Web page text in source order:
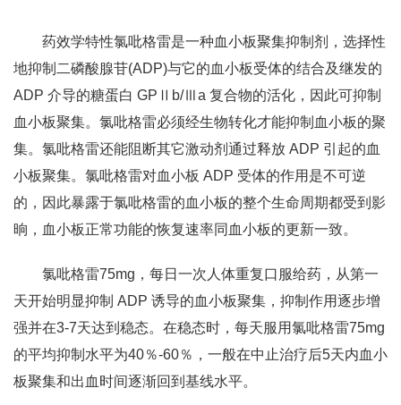
药效学特性氯吡格雷是一种血小板聚集抑制剂，选择性
地抑制二磷酸腺苷(ADP)与它的血小板受体的结合及继发的
ADP 介导的糖蛋白 GPⅡb/Ⅲa 复合物的活化，因此可抑制
血小板聚集。氯吡格雷必须经生物转化才能抑制血小板的聚
集。氯吡格雷还能阻断其它激动剂通过释放 ADP 引起的血
小板聚集。氯吡格雷对血小板 ADP 受体的作用是不可逆
的，因此暴露于氯吡格雷的血小板的整个生命周期都受到影
晌，血小板正常功能的恢复速率同血小板的更新一致。
氯吡格雷75mg，每日一次人体重复口服给药，从第一
天开始明显抑制 ADP 诱导的血小板聚集，抑制作用逐步增
强并在3-7天达到稳态。在稳态时，每天服用氯吡格雷75mg
的平均抑制水平为40％-60％，一般在中止治疗后5天内血小
板聚集和出血时间逐渐回到基线水平。